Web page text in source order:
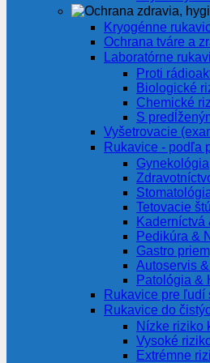
Kryogénne
Ochrana tváre a
Laboratórne
Proti
Biologické
Chemické
S
Vyšetrovacie
Rukavice - podľa
Gynekológia
Tetovacie
Pedikúra &
Gastro
Autoservis
Patológia &
Rukavice pre ľudí
Rukavice do
Nízke riziko
Vysoké
Extrémne